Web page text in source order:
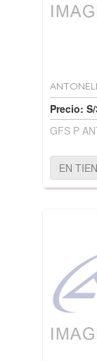
Precio:
GFS P
EN